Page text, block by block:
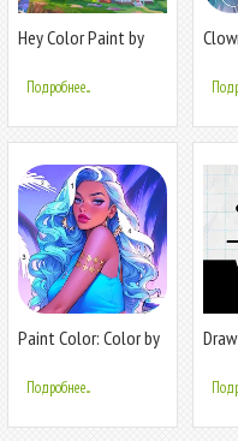
Hey Color Paint by
Подробнее...
Paint Color: Color by
Подробнее...